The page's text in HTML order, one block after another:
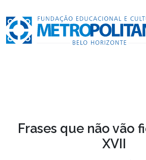
Frases que não vão
XVII